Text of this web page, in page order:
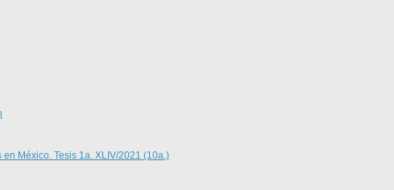
México. Tesis 1a. XLIV/2021 (10a.)